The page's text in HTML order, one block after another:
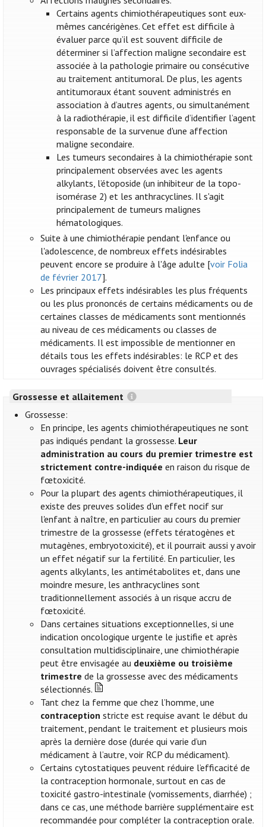
Certains agents chimiothérapeutiques sont eux-
mêmes cancérigènes. Cet effet est difficile à
évaluer parce qu’il est souvent difficile de
déterminer si l’affection maligne secondaire est
associée à la pathologie primaire ou consécutive
au traitement antitumoral. De plus, les agents
antitumoraux étant souvent administrés en
association à d’autres agents, ou simultanément
à la radiothérapie, il est difficile d’identifier l’agent
responsable de la survenue d'une affection
maligne secondaire.
Les tumeurs secondaires à la chimiothérapie sont
principalement observées avec les agents
alkylants, l’étoposide (un inhibiteur de la topo-
isomérase 2) et les anthracyclines. Il s'agit
principalement de tumeurs malignes
hématologiques.
Suite à une chimiothérapie pendant l'enfance ou
l'adolescence, de nombreux effets indésirables
peuvent encore se produire à l'âge adulte [voir Folia
de février 2017].
Les principaux effets indésirables les plus fréquents
ou les plus prononcés de certains médicaments ou de
certaines classes de médicaments sont mentionnés
au niveau de ces médicaments ou classes de
médicaments. Il est impossible de mentionner en
détails tous les effets indésirables: le RCP et des
ouvrages spécialisés doivent être consultés.
Grossesse et allaitement
Grossesse:
En principe, les agents chimiothérapeutiques ne sont
pas indiqués pendant la grossesse. Leur
administration au cours du premier trimestre est
strictement contre-indiquée en raison du risque de
fœtoxicité.
Pour la plupart des agents chimiothérapeutiques, il
existe des preuves solides d'un effet nocif sur
l'enfant à naître, en particulier au cours du premier
trimestre de la grossesse (effets tératogènes et
mutagènes, embryotoxicité), et il pourrait aussi y avoir
un effet négatif sur la fertilité. En particulier, les
agents alkylants, les antimétabolites et, dans une
moindre mesure, les anthracyclines sont
traditionnellement associés à un risque accru de
fœtoxicité.
Dans certaines situations exceptionnelles, si une
indication oncologique urgente le justifie et après
consultation multidisciplinaire, une chimiothérapie
peut être envisagée au deuxième ou troisième
trimestre de la grossesse avec des médicaments
sélectionnés.
Tant chez la femme que chez l’homme, une
contraception stricte est requise avant le début du
traitement, pendant le traitement et plusieurs mois
après la dernière dose (durée qui varie d’un
médicament à l’autre, voir RCP du médicament).
Certains cytostatiques peuvent réduire l’efficacité de
la contraception hormonale, surtout en cas de
toxicité gastro-intestinale (vomissements, diarrhée) ;
dans ce cas, une méthode barrière supplémentaire est
recommandée pour compléter la contraception orale.